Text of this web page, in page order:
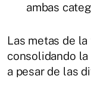
ambas
Las metas de
consolidando
a pesar de las